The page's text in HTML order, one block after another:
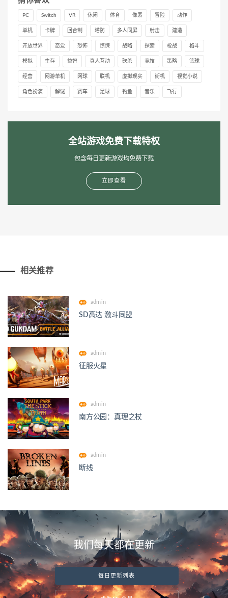
PC Switch VR 休闲 体育 像素 冒险 动作
单机 卡牌 回合制 塔防 多人同屏 射击 建造
开放世界 恋爱 恐怖 惊悚 战略 探索 枪战 格斗
模拟 生存 益智 真人互动 砍杀 竞技 策略 篮球
经营 网游单机 网球 联机 虚拟现实 街机 视觉小说
角色扮演 解谜 赛车 足球 钓鱼 音乐 飞行
全站游戏免费下载特权
包含每日更新游戏均免费下载
立即查看
相关推荐
admin
SD高达 激斗同盟
admin
征服火星
admin
南方公园：真理之杖
admin
断线
我们每天都在更新
每日更新列表